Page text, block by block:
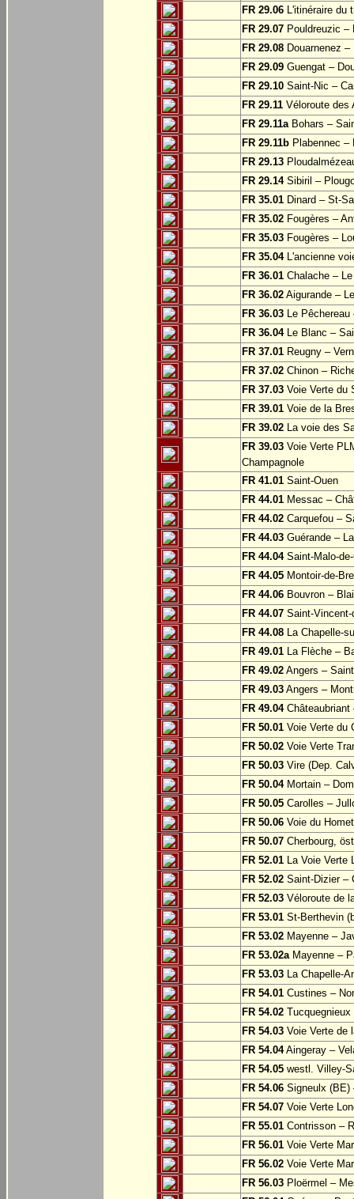
FR 29.06 L'itinéraire du
FR 29.07 Pouldreuzic –
FR 29.08 Douarnenez
FR 29.09 Guengat –
FR 29.10 Saint-Nic –
FR 29.11 Véloroute des
FR 29.11aBohars –
FR 29.11b Plabennec –
FR 29.13
FR 29.14Sibiril –
FR 35.01 Dinard – St-
FR 35.02 Fougères –
FR 35.03 Fougères –
FR 35.04L'ancienne
FR 36.01 Chalache –
FR 36.02 Aigurande –
FR 36.03 Le
FR 36.04Le Blanc –
FR 37.01 Reugny –
FR 37.02 Chinon –
FR 37.03 Voie Verte du
FR 39.01 Voie de la
FR 39.02 La voie des
FR 39.03 Voie Verte
Champagnole
FR 41.01 Saint-Ouen
FR 44.01 Messac –
FR 44.02 Carquefou –
FR 44.03 Guérande –
FR 44.04Saint-Malo-
FR 44.05 Montoir-de-
FR 44.06 Bouvron –
FR 44.07 Saint-
FR 44.08 La Chapelle-
FR 49.01 La Flèche –
FR 49.02 Angers –
FR 49.03 Angers –
FR 49.04Châteaubriant
FR 50.01 Voie Verte du
FR 50.02 Voie Verte
FR 50.03 Vire (Dep.
FR 50.04Mortain –
FR 50.05 Carolles –
FR 50.06 Voie du
FR 50.07 Cherbourg,
FR 52.01 La Voie Verte
FR 52.02 Saint-Dizier –
FR 52.03 Véloroute de
FR 53.01 St-Berthevin
FR 53.02 Mayenne –
FR 53.02aMayenne –
FR 53.03 La Chapelle-
FR 54.01 Custines –
FR 54.02 Tucquegnieux
FR 54.03 Voie Verte de
FR 54.04Aingeray –
FR 54.05 westl. Villey-
FR 54.06 Signeulx (BE)
FR 54.07 Voie Verte
FR 55.01 Contrisson –
FR 56.01 Voie Verte
FR 56.02 Voie Verte
FR 56.03 Ploërmel –